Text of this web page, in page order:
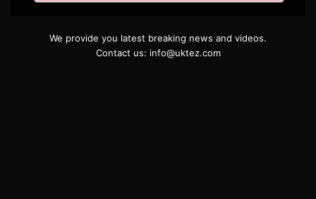
We provide you latest breaking news and videos.
Contact us: info@uktez.com